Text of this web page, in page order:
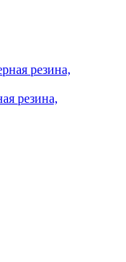
резина,